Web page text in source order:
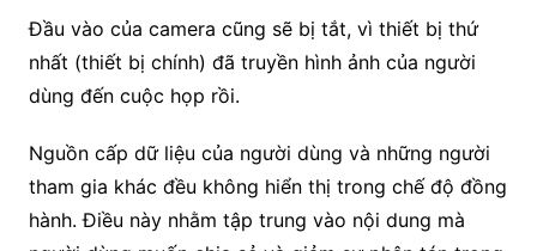
Đầu vào của camera cũng sẽ bị tắt, vì thiết bị thứ
nhất (thiết bị chính) đã truyền hình ảnh của người
dùng đến cuộc họp rồi.
Nguồn cấp dữ liệu của người dùng và những người
tham gia khác đều không hiển thị trong chế độ đồng
hành. Điều này nhằm tập trung vào nội dung mà